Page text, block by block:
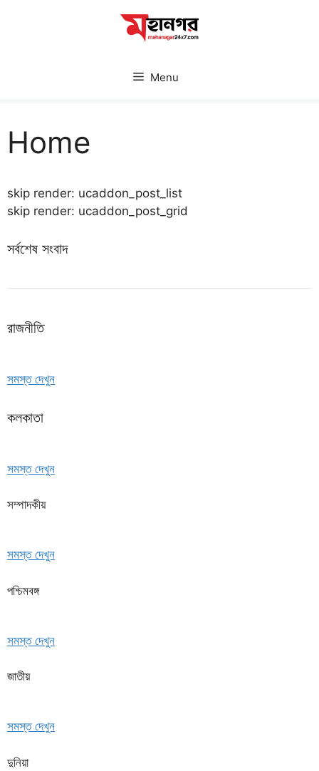
Menu
Home
skip render: ucaddon_post_list
skip render: ucaddon_post_grid
সর্বশেষ সংবাদ
রাজনীতি
সমস্ত দেখুন
কলকাতা
সমস্ত দেখুন
সম্পাদকীয়
সমস্ত দেখুন
পশ্চিমবঙ্গ
সমস্ত দেখুন
জাতীয়
সমস্ত দেখুন
দুনিয়া